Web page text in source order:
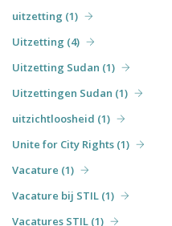
uitzetting (1)
Uitzetting (4)
Uitzetting Sudan (1)
Uitzettingen Sudan (1)
uitzichtloosheid (1)
Unite for City Rights (1)
Vacature (1)
Vacature bij STIL (1)
Vacatures STIL (1)